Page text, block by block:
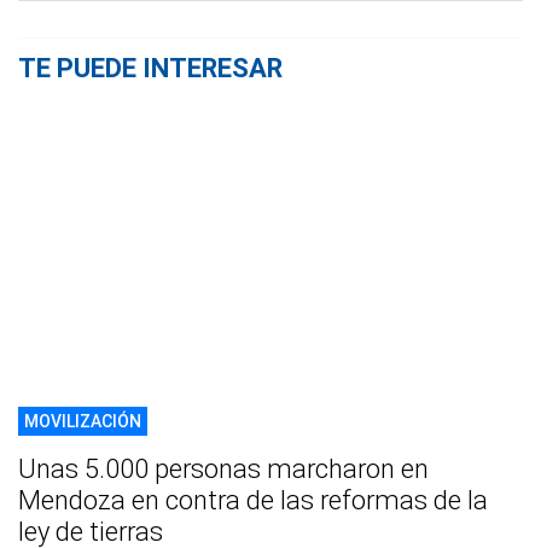
TE PUEDE INTERESAR
MOVILIZACIÓN
Unas 5.000 personas marcharon en
Mendoza en contra de las reformas de la
ley de tierras